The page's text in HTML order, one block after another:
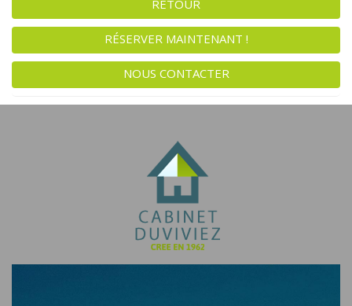
RETOUR
RÉSERVER MAINTENANT !
NOUS CONTACTER